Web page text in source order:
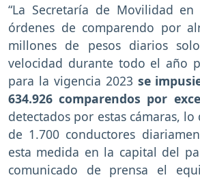
“La Secretaría de Movilidad
órdenes de comparendo por
millones de pesos diarios
velocidad durante todo el año
para la vigencia 2023 se
634.926 comparendos por
detectados por estas cámaras,
de 1.700 conductores
esta medida en la capital del
comunicado de prensa el